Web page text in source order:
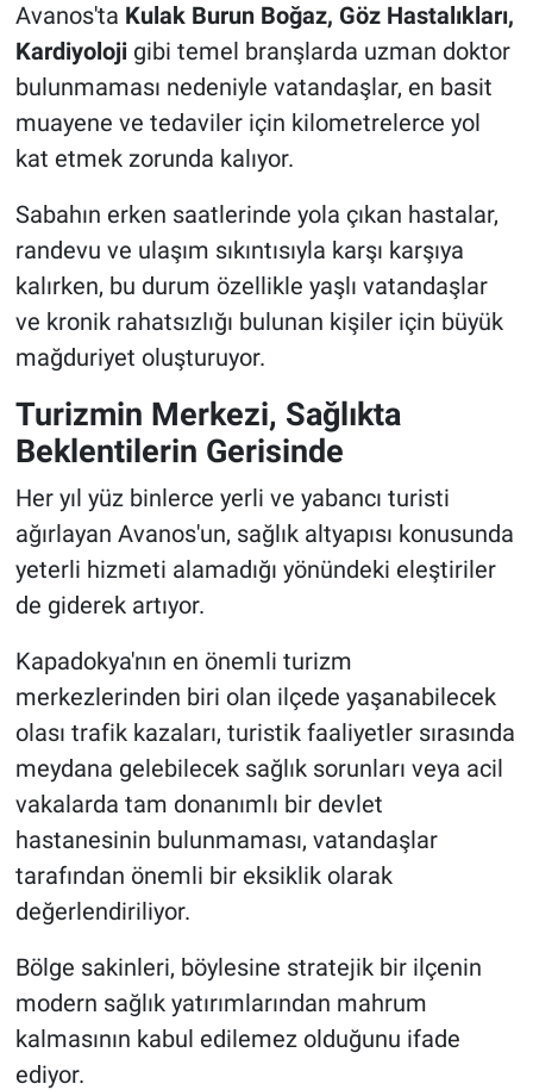
Avanos'ta Kulak Burun Boğaz, Göz Hastalıkları,
Kardiyolojigibi temel branşlarda uzman doktor
bulunmaması nedeniyle vatandaşlar, en basit
muayene ve tedaviler için kilometrelerce yol
kat etmek zorunda kalıyor.
Sabahın erken saatlerinde yola çıkan hastalar,
randevu ve ulaşım sıkıntısıyla karşı karşıya
kalırken, bu durum özellikle yaşlı vatandaşlar
ve kronik rahatsızlığı bulunan kişiler için büyük
mağduriyet oluşturuyor.
Turizmin Merkezi, Sağlıkta
Beklentilerin Gerisinde
Her yıl yüz binlerce yerli ve yabancı turisti
ağırlayan Avanos'un, sağlık altyapısı konusunda
yeterli hizmeti alamadığı yönündeki eleştiriler
de giderek artıyor.
Kapadokya'nın en önemli turizm
merkezlerinden biri olan ilçede yaşanabilecek
olası trafik kazaları, turistik faaliyetler sırasında
meydana gelebilecek sağlık sorunları veya acil
vakalarda tam donanımlı bir devlet
hastanesinin bulunmaması, vatandaşlar
tarafından önemli bir eksiklik olarak
değerlendiriliyor.
Bölge sakinleri, böylesine stratejik bir ilçenin
modern sağlık yatırımlarından mahrum
kalmasının kabul edilemez olduğunu ifade
ediyor.
Haberde İnsan